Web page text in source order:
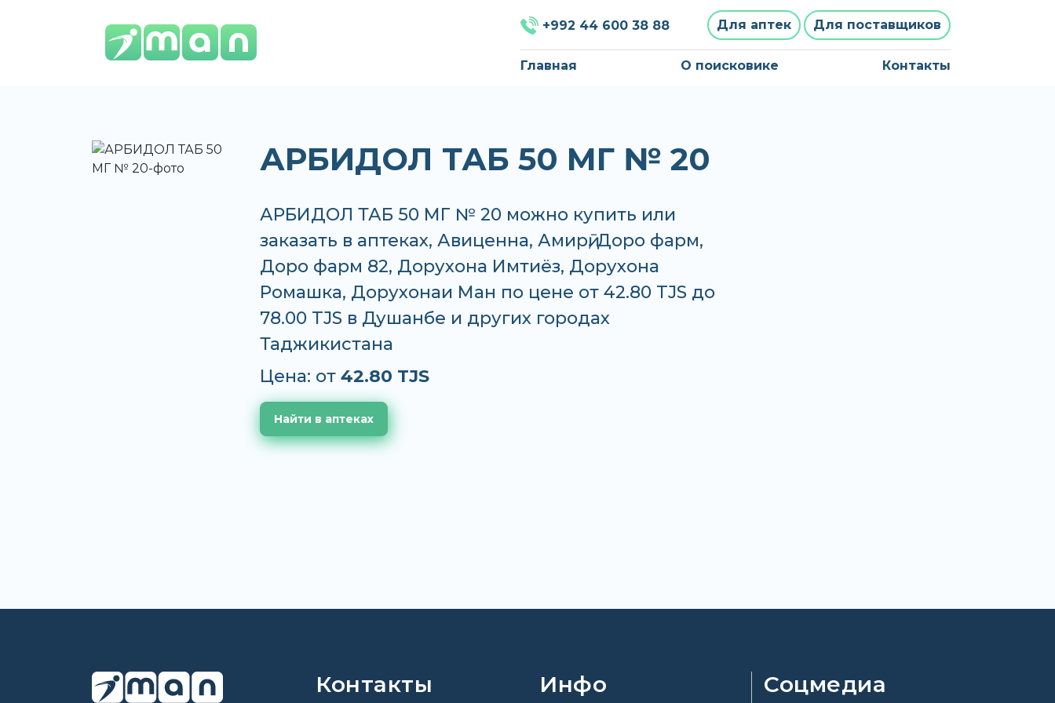
+992 44 600 38 88 Для аптек Для поставщиков
Главная О поисковике Контакты
АРБИДОЛ ТАБ 50 МГ № 20
АРБИДОЛ ТАБ 50 МГ № 20 можно купить или
заказать в аптеках, Авиценна, Амирӣ, Доро фарм,
Доро фарм 82, Дорухона Имтиёз, Дорухона
Ромашка, Дорухонаи Ман по цене от 42.80 TJS до
78.00 TJS в Душанбе и других городах
Таджикистана
Цена: от 42.80 TJS
Найти в аптеках
Контакты Инфо Соцмедиа